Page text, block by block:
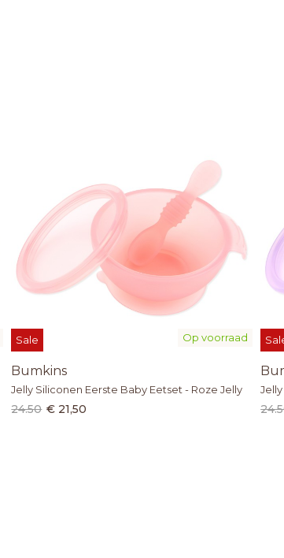
Op voorraad
Sale
Bumkins
Jelly Siliconen Eerste Baby Eetset - Roze Jelly
24.50 € 21,50